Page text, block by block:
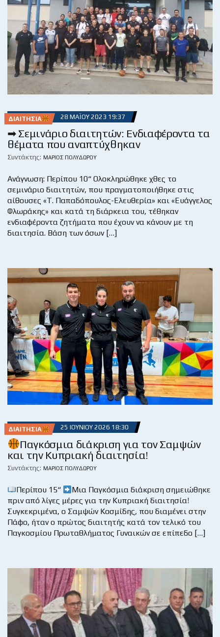
ΔΙΑΙΤΗΣΊΑ 28 ΜΑΪ́ΟΥ 2023 19:37
➡ Σεμινάριο διαιτητών: Ενδιαφέροντα τα
θέματα που αναπτύχθηκαν
Συντάκτης: ΜΆΡΙΟΣ ΠΟΛΥΔΏΡΟΥ
Ανάγνωση: Περίπου 10“ Ολοκληρώθηκε χθες το
σεμινάριο διαιτητών, που πραγματοποιήθηκε στις
αίθουσες «Τ. Παπαδόπουλος-Ελευθερία» και «Ευάγγελος
Φλωράκης» και κατά τη διάρκεια του, τέθηκαν
ενδιαφέροντα ζητήματα που έχουν να κάνουν με τη
διαιτησία. Βάση των όσων […]
ΔΙΑΙΤΗΣΊΑ 25 ΙΟΥΝΊΟΥ 2026 18:30
Παγκόσμια διάκριση για τον Σαμψών
και την Κυπριακή διαιτησία!
Συντάκτης: ΜΆΡΙΟΣ ΠΟΛΥΔΏΡΟΥ
Περίπου 15“
Μια Παγκόσμια διάκριση σημειώθηκε
πριν από λίγες μέρες για την Κυπριακή διαιτησία!
Συγκεκριμένα, ο Σαμψών Κοσμίδης, που διαμένει στην
Πάφο, ήταν ο πρώτος διαιτητής κατά τον τελικό του
Παγκοσμίου Πρωταθλήματος Γυναικών σε επίπεδο […]